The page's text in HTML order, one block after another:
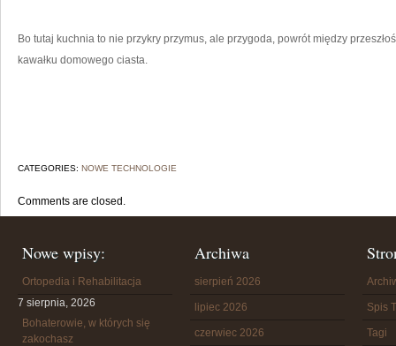
Bo tutaj kuchnia to nie przykry przymus, ale przygoda, powrót między
kawałku domowego ciasta.
CATEGORIES: NOWE TECHNOLOGIE
Comments are closed.
Nowe wpisy:
Ortopedia i Rehabilitacja
7 sierpnia, 2026
Bohaterowie, w których się
zakochasz
Archiwa
sierpień 2026
lipiec 2026
czerwiec 2026
Spis
Tagi